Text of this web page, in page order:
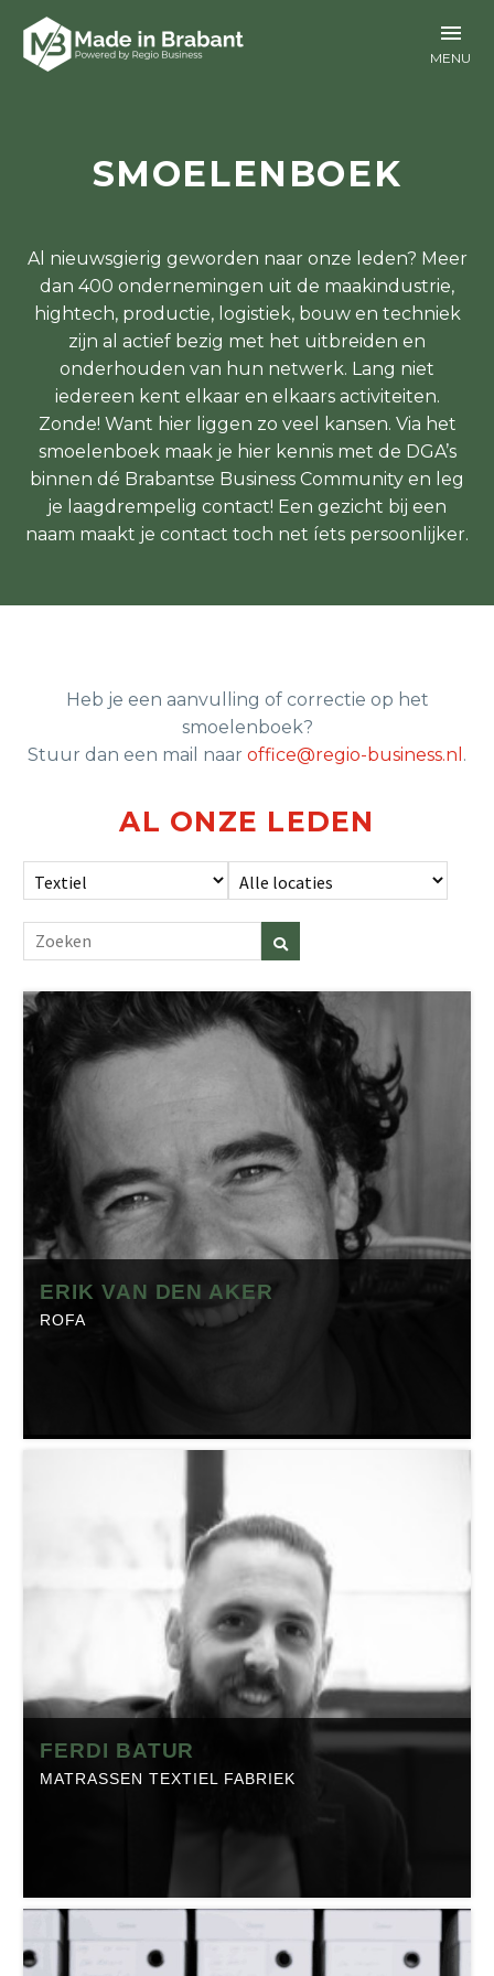
SMOELENBOEK
Al nieuwsgierig geworden naar onze leden? Meer
dan 400 ondernemingen uit de maakindustrie,
hightech, productie, logistiek, bouw en techniek
zijn al actief bezig met het uitbreiden en
onderhouden van hun netwerk. Lang niet
iedereen kent elkaar en elkaars activiteiten.
Zonde! Want hier liggen zo veel kansen. Via het
smoelenboek maak je hier kennis met de DGA’s
binnen dé Brabantse Business Community en leg
je laagdrempelig contact! Een gezicht bij een
naam maakt je contact toch net íets persoonlijker.
Heb je een aanvulling of correctie op het
smoelenboek?
Stuur dan een mail naar office@regio-business.nl .
AL ONZE LEDEN
ERIK VAN DEN AKER
ROFA
ERIK VAN DEN AKER
ROFA
Positie:Eigenaar
Telefoon:
0161-240170
Website:rofa.nl
Branche: Textiel
Locatie:Rijen
Made in Brabant is onderdeel van Regio Business, dé
Brabantse Business Community. Klik op onderstaande
button om het profiel op regio-business.nl te bekijken
nieuwsberichten.
FERDI BATUR
MATRASSEN TEXTIEL FABRIEK
FERDI BATUR
Matrassen Textiel Fabriek